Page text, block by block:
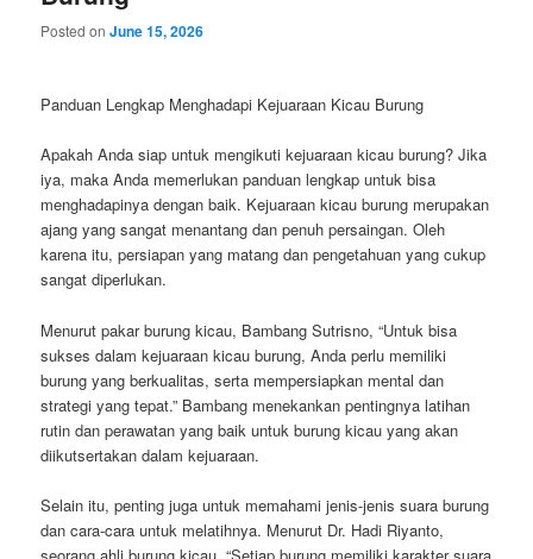
Posted onJune 15, 2026
Panduan Lengkap Menghadapi Kejuaraan Kicau Burung
Apakah Anda siap untuk mengikuti kejuaraan kicau burung? Jika
iya, maka Anda memerlukan panduan lengkap untuk bisa
menghadapinya dengan baik. Kejuaraan kicau burung merupakan
ajang yang sangat menantang dan penuh persaingan. Oleh
karena itu, persiapan yang matang dan pengetahuan yang cukup
sangat diperlukan.
Menurut pakar burung kicau, Bambang Sutrisno, “Untuk bisa
sukses dalam kejuaraan kicau burung, Anda perlu memiliki
burung yang berkualitas, serta mempersiapkan mental dan
strategi yang tepat.” Bambang menekankan pentingnya latihan
rutin dan perawatan yang baik untuk burung kicau yang akan
diikutsertakan dalam kejuaraan.
Selain itu, penting juga untuk memahami jenis-jenis suara burung
dan cara-cara untuk melatihnya. Menurut Dr. Hadi Riyanto,
seorang ahli burung kicau, “Setiap burung memiliki karakter suara